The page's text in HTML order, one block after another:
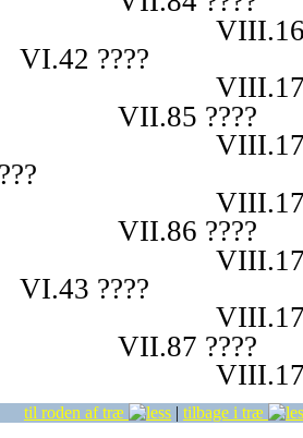
VI.42 ????
VII.85 ????
VII.86 ????
VI.43 ????
VII.87 ????
til roden af træ | tilbage i træ